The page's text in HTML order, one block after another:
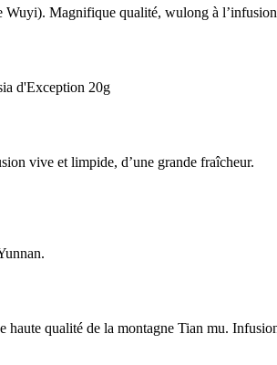
Magnifique qualité, wulong à
d'Exception 20g
vive et limpide, d’une grande fraîcheur.
haute qualité de la montagne Tian mu.